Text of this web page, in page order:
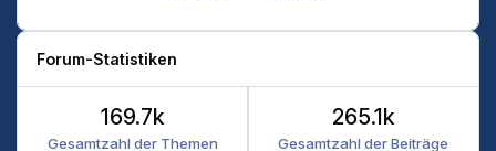
Forum-Statistiken
Gesamtzahl der Themen
169.7k
Gesamtzahl der Beiträge
265.1k